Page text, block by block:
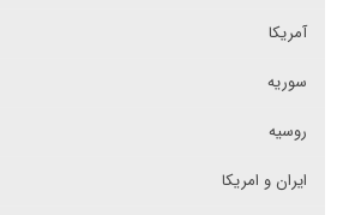
آمریکا
سوریه
روسیه
ایران و امریکا